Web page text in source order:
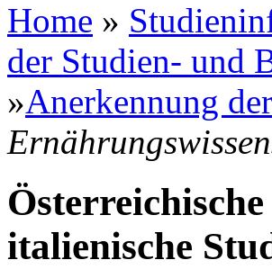
Home »
der Studien- und
»Anerkennung
italienische